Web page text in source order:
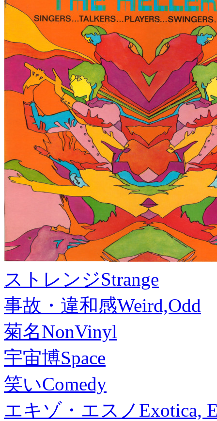
ストレンジStrange
事故・違和感Weird,Odd
菊名NonVinyl
宇宙博Space
笑いComedy
エキゾ・エスノ Exotica,